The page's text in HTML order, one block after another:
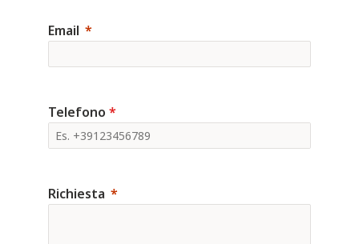
Email
Telefono *
Richiesta